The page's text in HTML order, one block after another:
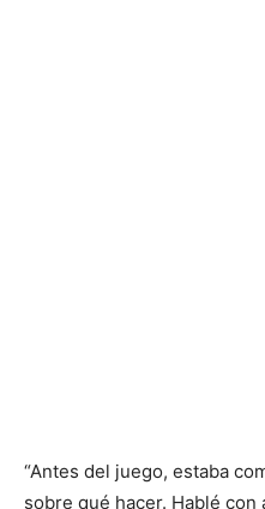
“Antes del juego, estaba
sobre qué hacer. Hablé con